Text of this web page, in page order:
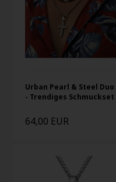
Urban Pearl & Steel Duo
- Trendiges Schmuckset
64,00 EUR